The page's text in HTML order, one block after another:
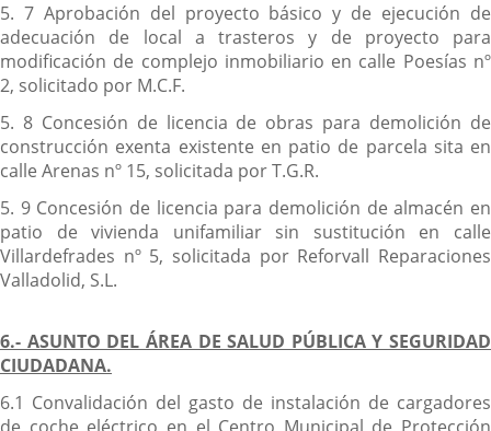
5. 7 Aprobación del proyecto básico y de ejecución de
adecuación de local a trasteros y de proyecto para
modificación de complejo inmobiliario en calle Poesías nº
2, solicitado por M.C.F.
5. 8 Concesión de licencia de obras para demolición de
construcción exenta existente en patio de parcela sita en
calle Arenas nº 15, solicitada por T.G.R.
5. 9 Concesión de licencia para demolición de almacén en
patio de vivienda unifamiliar sin sustitución en calle
Villardefrades nº 5, solicitada por Reforvall Reparaciones
Valladolid, S.L.
6.- ASUNTO DEL ÁREA DE SALUD PÚBLICA Y SEGURIDAD
CIUDADANA.
6.1 Convalidación del gasto de instalación de cargadores